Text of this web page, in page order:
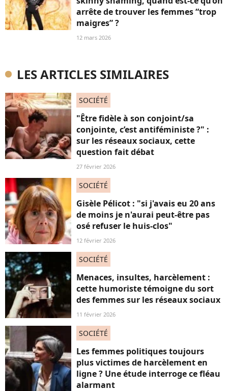
arrête de trouver les femmes “trop
maigres” ?
12 mars 2026
LES ARTICLES SIMILAIRES
SOCIÉTÉ
"Être fidèle à son conjoint/sa
conjointe, c’est antiféministe ?" :
sur les réseaux sociaux, cette
question fait débat
27 février 2026
SOCIÉTÉ
Gisèle Pélicot : "si j'avais eu 20 ans
de moins je n'aurai peut-être pas
osé refuser le huis-clos"
12 février 2026
SOCIÉTÉ
Menaces, insultes, harcèlement :
cette humoriste témoigne du sort
des femmes sur les réseaux sociaux
11 février 2026
SOCIÉTÉ
Les femmes politiques toujours
plus victimes de harcèlement en
ligne ? Une étude interroge ce fléau
alarmant